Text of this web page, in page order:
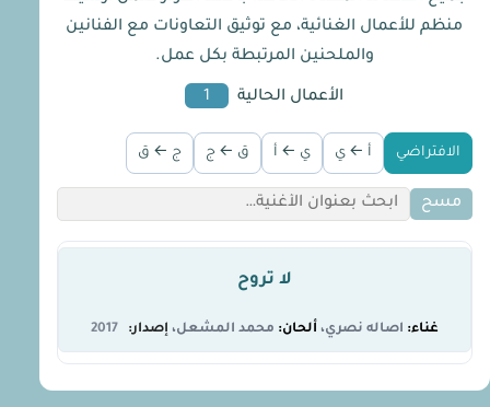
منظم للأعمال الغنائية، مع توثيق التعاونات مع الفنانين
والملحنين المرتبطة بكل عمل.
الأعمال الحالية 1
الافتراضي أ ← ي ي ← أ ق ← ج ج ← ق
مسح
لا تروح
اصاله نصري محمد المشعل 2017